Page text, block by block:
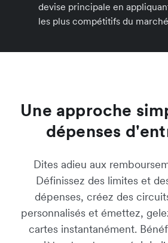
devise principale en
les plus compétitifs du
Une approche
dépenses
Dites adieu aux
Définissez des limites et
dépenses, créez des
personnalisés et émettez,
cartes instantanément.